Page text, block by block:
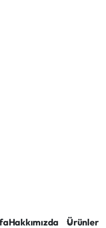
Hakkımızda Ürünler